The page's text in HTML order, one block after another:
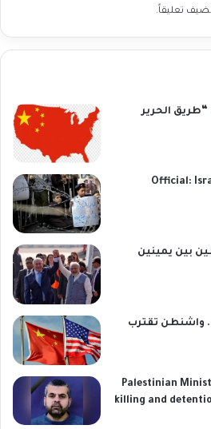
تعليقاً.
الحرير
Official:
بين يمينين
واشنطن تقترب
Palestinian
killing and